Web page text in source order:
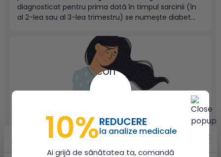
diagnosticat pentru prima dată în timpul sarcinii (în
al 2-lea sau al 3-lea trimestru) se numește diabet
femeii gravide nu poate produce sau utiliza eficient
insulina, hormonul responsabil...
10%REDUCERE
la analize medicale
Ai grijă de sănătatea ta, comandă